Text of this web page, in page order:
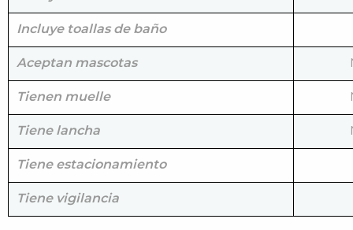
Incluye toallas de baño
Aceptan mascotas
Tienen muelle
Tiene lancha
Tiene estacionamiento
Tiene vigilancia